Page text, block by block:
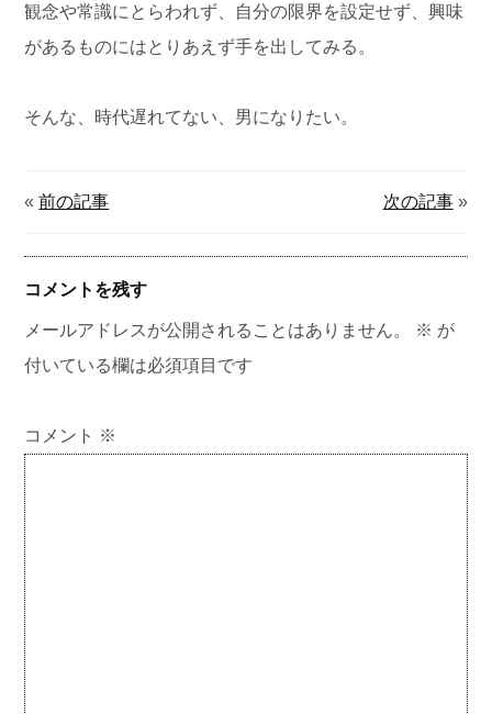
観念や常識にとらわれず、自分の限界を設定せず、興味
があるものにはとりあえず手を出してみる。
そんな、時代遅れてない、男になりたい。
«前の記事 次の記事»
コメントを残す
メールアドレスが公開されることはありません。 ※ が
付いている欄は必須項目です
コメント ※